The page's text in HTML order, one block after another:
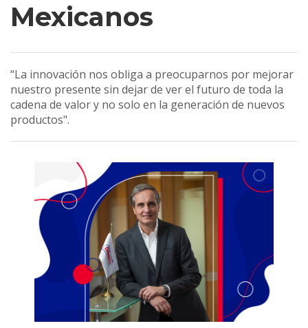
Mexicanos
“La innovación nos obliga a preocuparnos por mejorar
nuestro presente sin dejar de ver el futuro de toda la
cadena de valor y no solo en la generación de nuevos
productos".